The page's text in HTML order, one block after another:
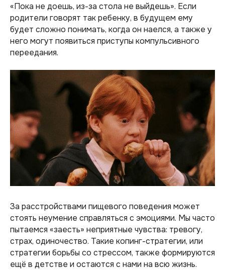
«Пока не доешь, из-за стола не выйдешь». Если
родители говорят так ребенку, в будущем ему
будет сложно понимать, когда он наелся, а также у
него могут появиться приступы компульсивного
переедания.
За расстройствами пищевого поведения может
стоять неумение справляться с эмоциями. Мы часто
пытаемся «заесть» неприятные чувства: тревогу,
страх, одиночество. Такие копинг-стратегии, или
стратегии борьбы со стрессом, также формируются
ещё в детстве и остаются с нами на всю жизнь.